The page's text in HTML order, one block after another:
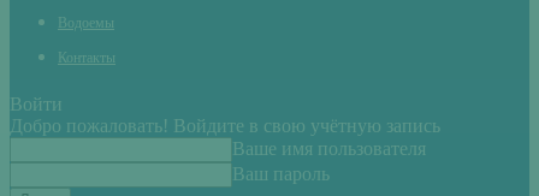
Водоемы
Контакты
Войти
Добро пожаловать! Войдите в свою учётную запись
Ваше имя пользователя
Ваш пароль